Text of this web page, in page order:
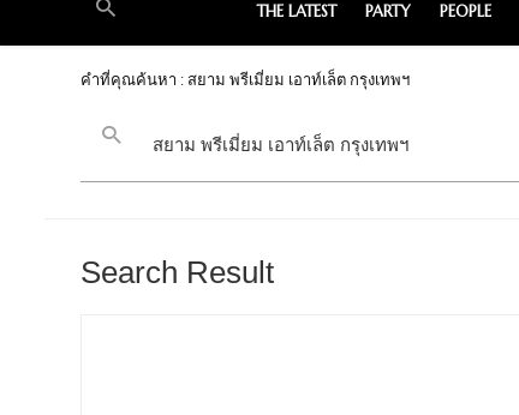
THE LATEST PARTY PEOPLE
คำที่คุณค้นหา : สยาม พรีเมี่ยม เอาท์เล็ต กรุงเทพฯ
Search Result